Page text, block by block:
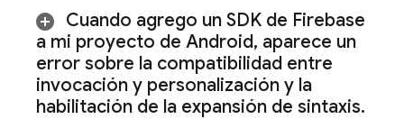
Cuando agrego un SDK de Firebase
a mi proyecto de Android, aparece un
error sobre la compatibilidad entre
invocación y personalización y la
habilitación de la expansión de sintaxis.